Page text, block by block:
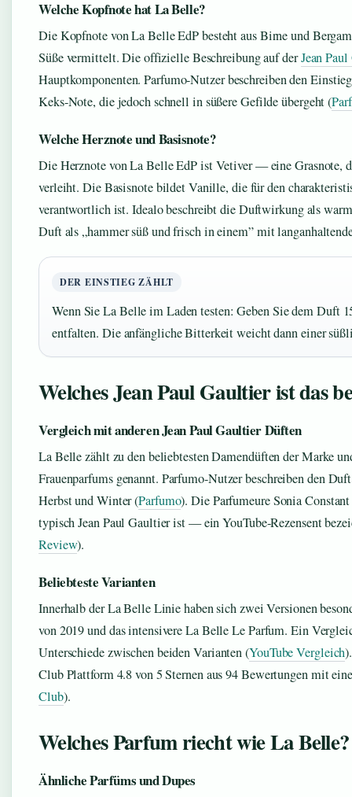
Welche Kopfnote hat La Belle?
Die Kopfnote von La Belle EdP besteht aus Birne und
Süße vermittelt. Die offizielle Beschreibung auf derJean
Hauptkomponenten. Parfumo-Nutzer beschreiben den
Keks-Note, die jedoch schnell in süßere Gefilde übergeht (
Welche Herznote und Basisnote?
Die Herznote von La Belle EdP ist Vetiver — eine Grasnote,
verleiht. Die Basisnote bildet Vanille, die für den
verantwortlich ist. Idealo beschreibt die Duftwirkung als
Duft als „hammer süß und frisch in einem” mit
DER EINSTIEG ZÄHLT
Wenn Sie La Belle im Laden testen: Geben Sie dem Duft
entfalten. Die anfängliche Bitterkeit weicht dann einer
Welches Jean Paul Gaultier ist das
Vergleich mit anderen Jean Paul Gaultier Düften
La Belle zählt zu den beliebtesten Damendüften der Marke
Frauenparfums genannt. Parfumo-Nutzer beschreiben den
Herbst und Winter (Parfumo). Die Parfumeure Sonia
typisch Jean Paul Gaultier ist — ein YouTube-Rezensent
Review).
Beliebteste Varianten
Innerhalb der La Belle Linie haben sich zwei Versionen
von 2019 und das intensivere La Belle Le Parfum. Ein
Unterschiede zwischen beiden Varianten (YouTube Vergleich
Club Plattform 4.8 von 5 Sternen aus 94 Bewertungen mit
Club).
Welches Parfum riecht wie La Belle?
Ähnliche Parfüms und Dupes